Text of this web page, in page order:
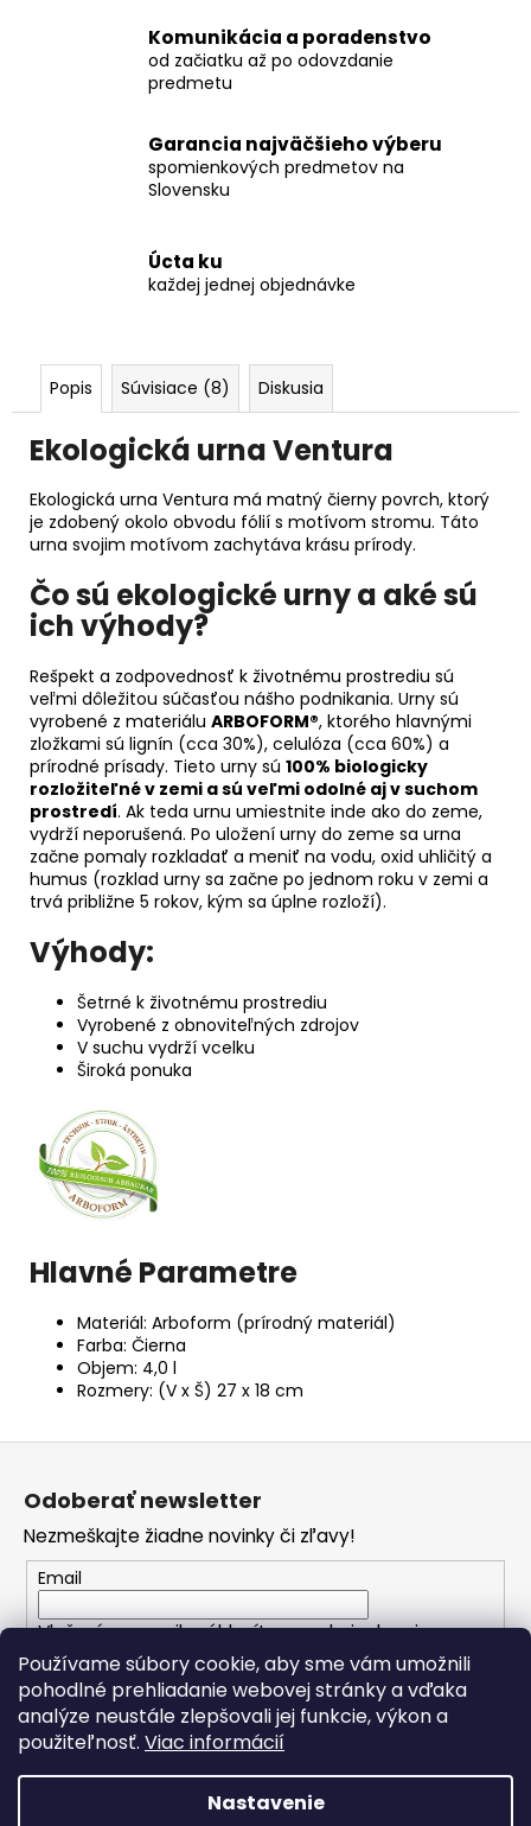
Používame súbory cookie, aby sme vám umožnili
pohodlné prehliadanie webovej stránky a vďaka
analýze neustále zlepšovali jej funkcie, výkon a
použiteľnosť. Viac informácií
Nastavenie
Komunikácia a poradenstvo
od začiatku až po odovzdanie
predmetu
Garancia najväčšieho výberu
spomienkových predmetov na
Slovensku
Úcta ku
každej jednej objednávke
Popis Súvisiace (8) Diskusia
Ekologická urna Ventura
Ekologická urna Ventura má matný čierny povrch, ktorý
je zdobený okolo obvodu fólií s motívom stromu. Táto
urna svojim motívom zachytáva krásu prírody.
Čo sú ekologické urny a aké sú
ich výhody?
Rešpekt a zodpovednosť k životnému prostrediu sú
veľmi dôležitou súčasťou nášho podnikania. Urny sú
vyrobené z materiálu ARBOFORM®, ktorého hlavnými
zložkami sú lignín (cca 30%), celulóza (cca 60%) a
prírodné prísady. Tieto urny sú 100% biologicky
rozložiteľné v zemi a sú veľmi odolné aj v suchom
prostredí. Ak teda urnu umiestnite inde ako do zeme,
vydrží neporušená. Po uložení urny do zeme sa urna
začne pomaly rozkladať a meniť na vodu, oxid uhličitý a
humus (rozklad urny sa začne po jednom roku v zemi a
trvá približne 5 rokov, kým sa úplne rozloží).
Výhody:
Šetrné k životnému prostrediu
Vyrobené z obnoviteľných zdrojov
V suchu vydrží vcelku
Široká ponuka
Hlavné Parametre
Materiál: Arboform (prírodný materiál)
Farba: Čierna
Objem: 4,0 l
Rozmery: (V x Š) 27 x 18 cm
Z
e
Odoberať newsletter
Nezmeškajte žiadne novinky či zľavy!
Email
Vložením e-mailu súhlasíte spodmienkami
ochrany osobných údajov
PRIHLÁSIŤ SA